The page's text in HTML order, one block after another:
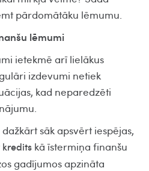
pārdomātāku lēmumu.
lēmumi
ietekmē arī lielākus
izdevumi netiek
kad neparedzēti
sāk apsvērt iespējas,
kredits kā īstermiņa finanšu
gadījumos apzināta